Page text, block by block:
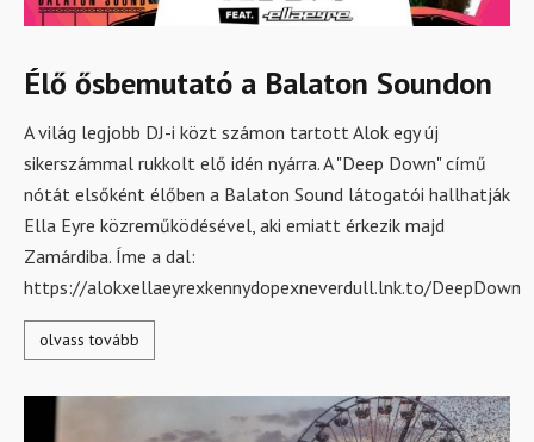
Élő ősbemutató a Balaton Soundon
A világ legjobb DJ-i közt számon tartott Alok egy új
sikerszámmal rukkolt elő idén nyárra. A "Deep Down" című
nótát elsőként élőben a Balaton Sound látogatói hallhatják
Ella Eyre közreműködésével, aki emiatt érkezik majd
Zamárdiba. Íme a dal:
https://alokxellaeyrexkennydopexneverdull.lnk.to/DeepDown
olvass tovább